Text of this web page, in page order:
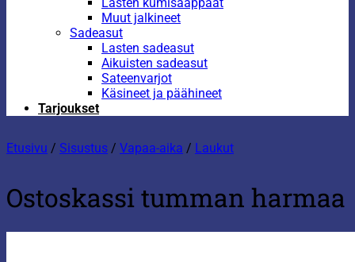
Muut jalkineet
Sadeasut
Lasten sadeasut
Aikuisten sadeasut
Sateenvarjot
Käsineet ja päähineet
Tarjoukset
Etusivu / Sisustus / Vapaa-aika / Laukut
Ostoskassi tumman harmaa